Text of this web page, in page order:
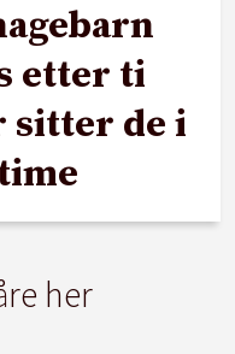
etter ti
sitter de i
her